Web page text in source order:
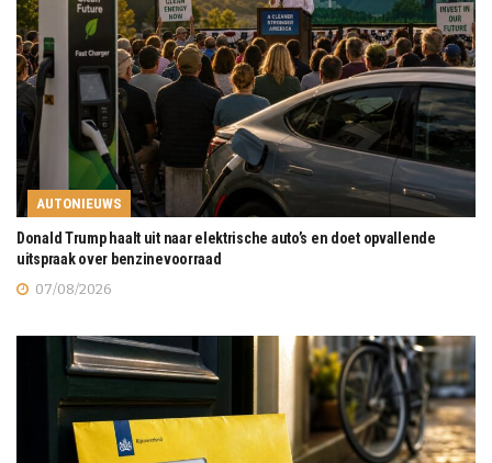
AUTONIEUWS
Donald Trump haalt uit naar elektrische auto’s en doet opvallende
uitspraak over benzinevoorraad
07/08/2026